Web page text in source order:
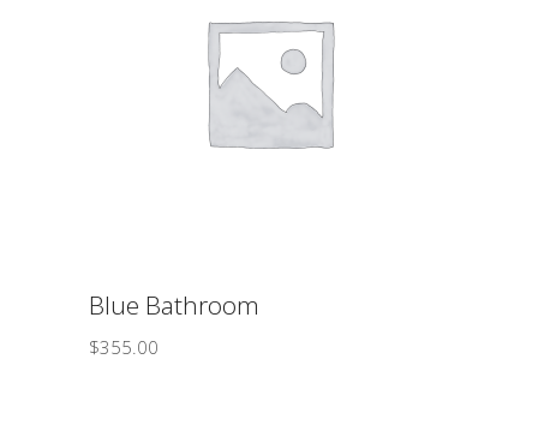
ΠΡΟΣΘΉΚΗ ΣΤΟ ΚΑΛΆΘΙ
Blue Bathroom
$355.00